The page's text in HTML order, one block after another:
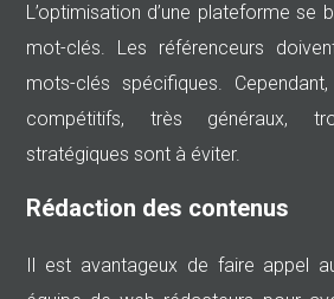
L’optimisation d’une plateforme se
mot-clés. Les référenceurs
mots-clés spécifiques.
compétitifs, très généraux,
stratégiques sont à éviter.
Rédaction des contenus
Il est avantageux de faire appel